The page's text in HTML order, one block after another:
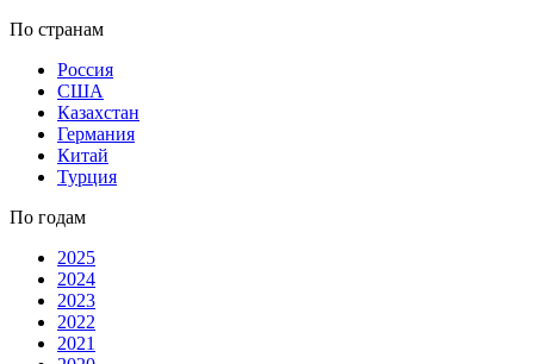
По странам
Россия
США
Казахстан
Германия
Китай
Турция
По годам
2025
2024
2023
2022
2021